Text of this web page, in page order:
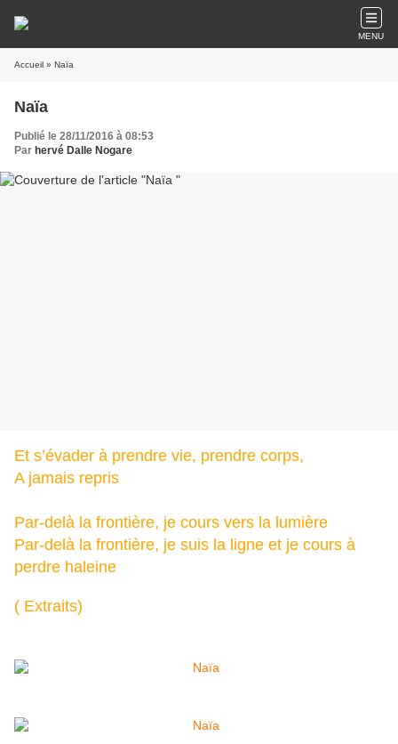
MENU
Accueil » Naïa
Naïa
Publié le 28/11/2016 à 08:53
Par hervé Dalle Nogare
Et s’évader à prendre vie, prendre corps,
A jamais repris
Par-delà la frontière, je cours vers la lumière
Par-delà la frontière, je suis la ligne et je cours à
perdre haleine
( Extraits)